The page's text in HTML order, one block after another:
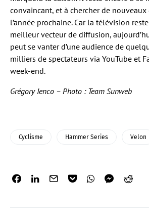
convaincant, et à chercher de nouveaux
l’année prochaine. Car la télévision
meilleur vecteur de diffusion,
peut se vanter d’une audience de
milliers de spectateurs via YouTube et
week-end.
Grégory Ienco – Photo : Team Sunweb
Cyclisme Hammer Series Velon